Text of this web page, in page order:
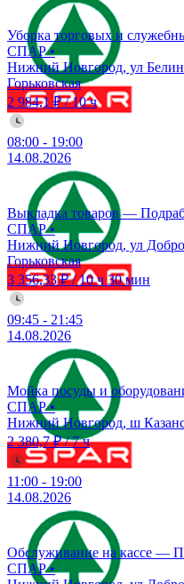
Уборка торговых и
СПАР•
Нижний Новгород, ул
Горьковская
2 984,1 ₽/10 ч
08:00 - 19:00
14.08.2026
Выкладка товаров —
СПАР•
Нижний Новгород, ул
Горьковская
3 356,33 ₽/10 ч 30 мин
09:45 - 21:45
14.08.2026
Мойка посуды и
СПАР•
Нижний Новгород, ш
2 380,7 ₽/7 ч
11:00 - 19:00
14.08.2026
Обслуживание на кассе —
СПАР•